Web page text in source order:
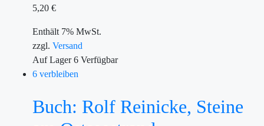
5,20 €
Enthält 7% MwSt.
zzgl. Versand
Auf Lager6 Verfügbar
6 verbleiben
Buch: Rolf Reinicke, Steine